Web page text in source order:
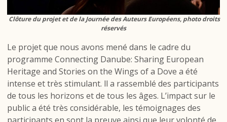
Clôture du projet et de la Journée des Auteurs Européens, photo droits
réservés
Le projet que nous avons mené dans le cadre du
programme Connecting Danube: Sharing European
Heritage and Stories on the Wings of a Dove a été
intense et très stimulant. ll a rassemblé des participants
de tous les horizons et de tous les âges. L’impact sur le
public a été très considérable, les témoignages des